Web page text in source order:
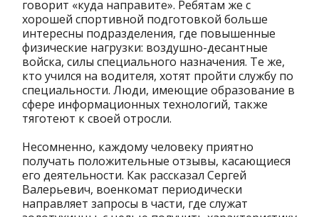
говорит «куда направите». Ребятам же с
хорошей спортивной подготовкой больше
интересны подразделения, где повышенные
физические нагрузки: воздушно-десантные
войска, силы специального назначения. Те же,
кто учился на водителя, хотят пройти службу по
специальности. Люди, имеющие образование в
сфере информационных технологий, также
тяготеют к своей отросли.
Несомненно, каждому человеку приятно
получать положительные отзывы, касающиеся
его деятельности. Как рассказал Сергей
Валерьевич, военкомат периодически
направляет запросы в части, где служат